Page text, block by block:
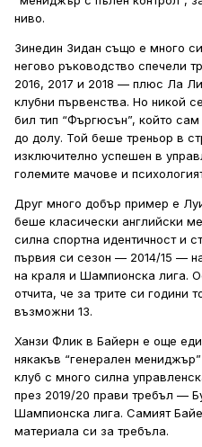
ниво.
Зинедин Зидан също е много
негово ръководство спечели
2016, 2017 и 2018 — плюс Ла
клубни първенства. Но никой
бил тип “Фъргюсън”, който
до долу. Той беше треньор в
изключително успешен в
големите мачове и
Друг много добър пример е
беше класически английски
силна спортна идентичност и
първия си сезон — 2014/15 —
на краля и Шампионска лига.
отчита, че за трите си години
възможни 13.
Ханзи Флик в Байерн е още
някакъв “генерален
клуб с много силна
през 2019/20 прави требъл —
Шампионска лига. Самият
материала си за требъла.